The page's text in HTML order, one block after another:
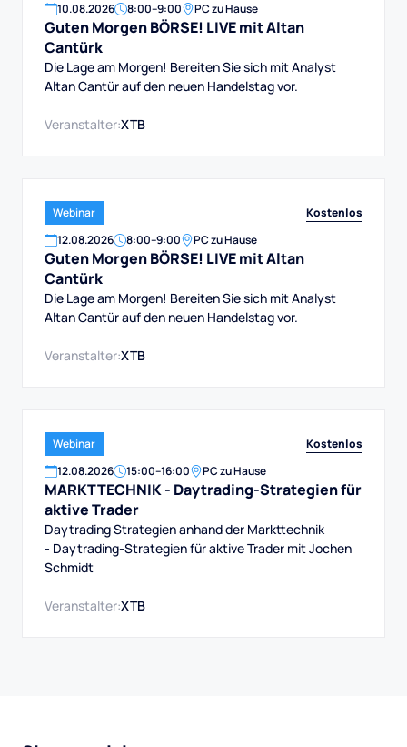
10.08.2026 8:00–9:00 PC zu Hause
Guten Morgen BÖRSE! LIVE mit Altan
Cantürk
Die Lage am Morgen! Bereiten Sie sich mit Analyst
Altan Cantür auf den neuen Handelstag vor.
Veranstalter:XTB
Webinar
Kostenlos
12.08.2026 8:00–9:00 PC zu Hause
Guten Morgen BÖRSE! LIVE mit Altan
Cantürk
Die Lage am Morgen! Bereiten Sie sich mit Analyst
Altan Cantür auf den neuen Handelstag vor.
Veranstalter:XTB
Webinar
Kostenlos
12.08.2026 15:00–16:00 PC zu Hause
MARKTTECHNIK - Daytrading-Strategien für
aktive Trader
Daytrading Strategien anhand der Markttechnik
- Daytrading-Strategien für aktive Trader mit Jochen
Schmidt
Veranstalter:XTB